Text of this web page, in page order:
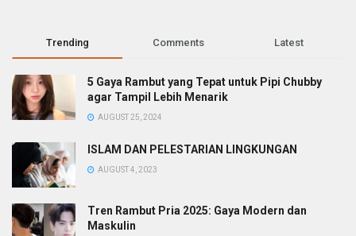
Trending Comments Latest
5 Gaya Rambut yang Tepat untuk Pipi Chubby
agar Tampil Lebih Menarik
AUGUST 25, 2024
ISLAM DAN PELESTARIAN LINGKUNGAN
AUGUST 4, 2023
Tren Rambut Pria 2025: Gaya Modern dan
Maskulin